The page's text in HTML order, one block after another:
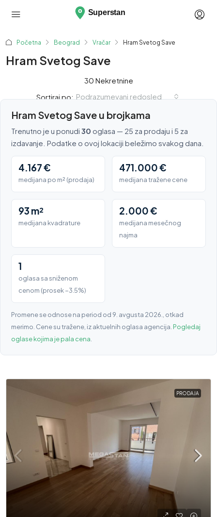
Početna Beograd Vračar Hram Svetog Save
Hram Svetog Save
30 Nekretnine
Sortiraj po: Podrazumevani redosled
Hram Svetog Save u brojkama
Trenutno je u ponudi 30 oglasa — 25 za prodaju i 5 za
izdavanje. Podatke o ovoj lokaciji beležimo svakog dana.
4.167 €
medijana po m² (prodaja)
471.000 €
medijana tražene cene
93 m²
medijana kvadrature
2.000 €
medijana mesečnog
najma
1
oglasa sa sniženom
cenom (prosek −3.5%)
Promene se odnose na period od 9. avgusta 2026., otkad
merimo. Cene su tražene, iz aktuelnih oglasa agencija. Pogledaj
oglase kojima je pala cena
PRODAJA